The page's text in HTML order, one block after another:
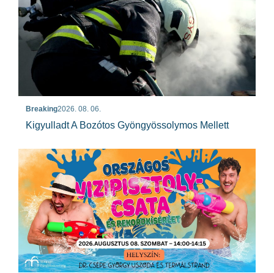
Breaking2026. 08. 06.
Kigyulladt A Bozótos Gyöngyössolymos Mellett